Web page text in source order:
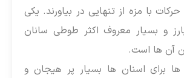
با مزه از تنهایی در بیاورند. یکی
و بسیار معروف اکثر طوطی سانان
آن ها است.
ها برای اسنان ها بسیار پر هیجان و